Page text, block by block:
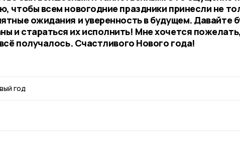
чтобы всем новогодние праздники принесли не
ожидания и уверенность в будущем. Давайте
и стараться их исполнить! Мне хочется
получалось. Счастливого Нового года!
год